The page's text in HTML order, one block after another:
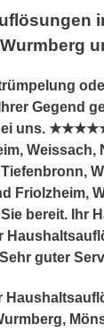
Gegend
uns.
Weissach,
Friolzheim,
bereit. Ihr
guter